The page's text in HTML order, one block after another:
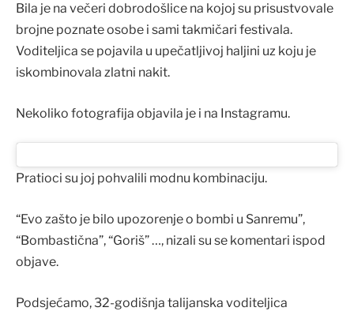
Bila je na večeri dobrodošlice na kojoj su prisustvovale
brojne poznate osobe i sami takmičari festivala.
Voditeljica se pojavila u upečatljivoj haljini uz koju je
iskombinovala zlatni nakit.
Nekoliko fotografija objavila je i na Instagramu.
Pratioci su joj pohvalili modnu kombinaciju.
“Evo zašto je bilo upozorenje o bombi u Sanremu”,
“Bombastična”, “Goriš” …, nizali su se komentari ispod
objave.
Podsjećamo, 32-godišnja talijanska voditeljica